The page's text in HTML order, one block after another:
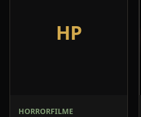
HP
HORRORFILME